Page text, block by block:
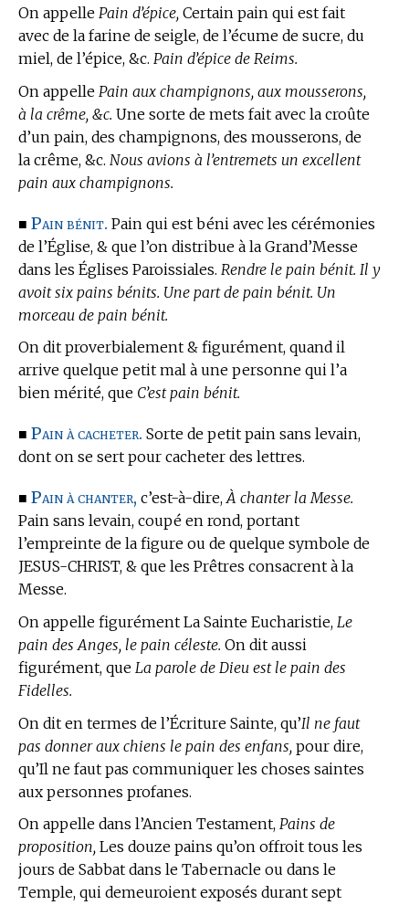
On appelle Pain d’épice, Certain pain qui est fait
avec de la farine de seigle, de l’écume de sucre, du
miel, de l’épice, &c. Pain d’épice de Reims.
On appelle Pain aux champignons, aux mousserons,
à la crême, &c. Une sorte de mets fait avec la croûte
d’un pain, des champignons, des mousserons, de
la crême, &c. Nous avions à l’entremets un excellent
pain aux champignons.
■ Pain bénit. Pain qui est béni avec les cérémonies
de l’Église, & que l’on distribue à la Grand’Messe
dans les Églises Paroissiales. Rendre le pain bénit. Il y
avoit six pains bénits. Une part de pain bénit. Un
morceau de pain bénit.
On dit proverbialement & figurément, quand il
arrive quelque petit mal à une personne qui l’a
bien mérité, que C’est pain bénit.
■ Pain à cacheter. Sorte de petit pain sans levain,
dont on se sert pour cacheter des lettres.
■ Pain à chanter, c’est-à-dire,À chanter la Messe.
Pain sans levain, coupé en rond, portant
l’empreinte de la figure ou de quelque symbole de
JESUS-CHRIST, & que les Prêtres consacrent à la
Messe.
On appelle figurément La Sainte Eucharistie, Le
pain des Anges, le pain céleste. On dit aussi
figurément, que La parole de Dieu est le pain des
Fidelles.
On dit en termes de l’Écriture Sainte, qu’Il ne faut
pas donner aux chiens le pain des enfans, pour dire,
qu’Il ne faut pas communiquer les choses saintes
aux personnes profanes.
On appelle dans l’Ancien Testament, Pains de
proposition, Les douze pains qu’on offroit tous les
jours de Sabbat dans le Tabernacle ou dans le
Temple, qui demeuroient exposés durant sept